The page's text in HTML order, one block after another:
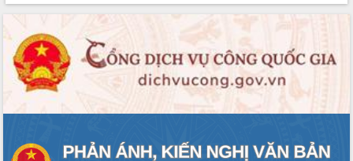
VĂN BẢN HĐND TỈNH
ĐIỂM TIN VĂN BẢN